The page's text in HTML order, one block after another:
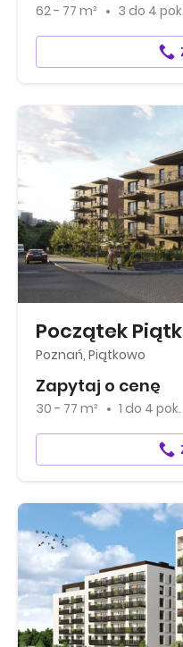
62 - 77 m² 3 do 4 pok.
Początek
Poznań, Piątkowo
Zapytaj o cenę
30 - 77 m² 1 do 4 pok.